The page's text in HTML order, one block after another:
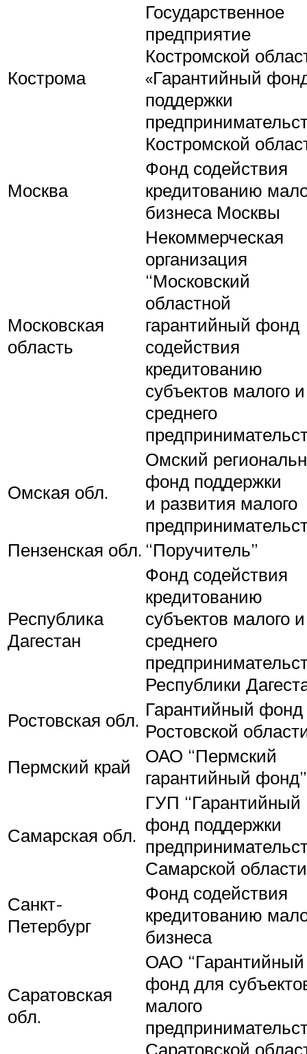
Кострома
Государственное
предприятие
Костромской
«Гарантийный
поддержки
Костромской
Москва
Фонд содействия
кредитованию
бизнеса Москвы
Московская
область
Некоммерческая
организация
“Московский
областной
гарантийный фонд
содействия
кредитованию
субъектов малого и
среднего
Омская обл.
Омский
фонд поддержки
и развития малого
Пензенская обл. “Поручитель”
Республика
Дагестан
Фонд содействия
кредитованию
субъектов малого и
среднего
Республики
Ростовская обл. Гарантийный фонд
Ростовской
Пермский край
ОАО “Пермский
гарантийный фонд”
Самарская обл.
ГУП “Гарантийный
фонд поддержки
Самарской
Санкт-
Петербург
Фонд содействия
кредитованию
бизнеса
Саратовская
обл.
ОАО “Гарантийный
фонд для
малого
Саратовской